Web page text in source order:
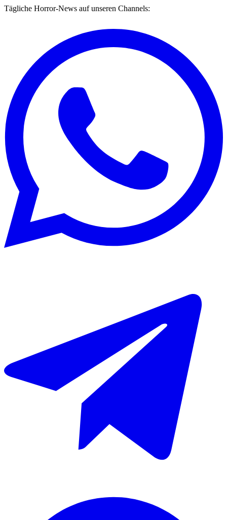
Tägliche Horror-News auf unseren Channels: